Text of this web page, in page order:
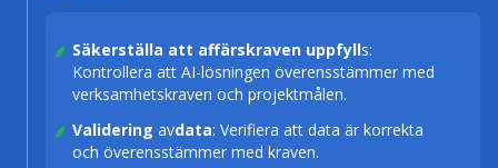
Säkerställa att affärskraven uppfylls:
Kontrollera att AI-lösningen överensstämmer med
verksamhetskraven och projektmålen.
Validering avdata: Verifiera att data är korrekta
och överensstämmer med kraven.